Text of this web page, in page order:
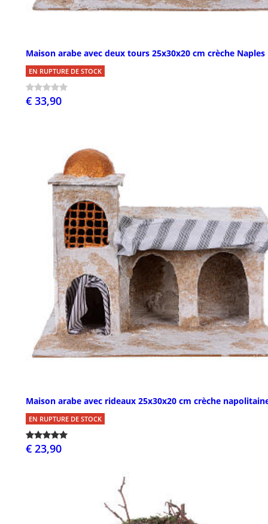
Maison arabe avec deux tours 25x30x20 cm crèche Naples
EN RUPTURE DE STOCK
€ 33,90
Maison arabe avec rideaux 25x30x20 cm crèche
EN RUPTURE DE STOCK
€ 23,90